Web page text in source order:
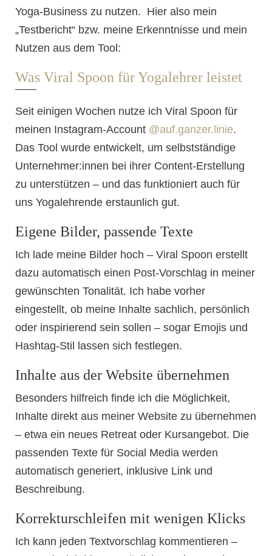
Yoga-Business zu nutzen. Hier also mein
„Testbericht“ bzw. meine Erkenntnisse und mein
Nutzen aus dem Tool:
Was Viral Spoon für Yogalehrer leistet
Seit einigen Wochen nutze ich Viral Spoon für
meinen Instagram-Account @auf.ganzer.linie.
Das Tool wurde entwickelt, um selbstständige
Unternehmer:innen bei ihrer Content-Erstellung
zu unterstützen – und das funktioniert auch für
uns Yogalehrende erstaunlich gut.
Eigene Bilder, passende Texte
Ich lade meine Bilder hoch – Viral Spoon erstellt
dazu automatisch einen Post-Vorschlag in meiner
gewünschten Tonalität. Ich habe vorher
eingestellt, ob meine Inhalte sachlich, persönlich
oder inspirierend sein sollen – sogar Emojis und
Hashtag-Stil lassen sich festlegen.
Inhalte aus der Website übernehmen
Besonders hilfreich finde ich die Möglichkeit,
Inhalte direkt aus meiner Website zu übernehmen
– etwa ein neues Retreat oder Kursangebot. Die
passenden Texte für Social Media werden
automatisch generiert, inklusive Link und
Beschreibung.
Korrekturschleifen mit wenigen Klicks
Ich kann jeden Textvorschlag kommentieren –